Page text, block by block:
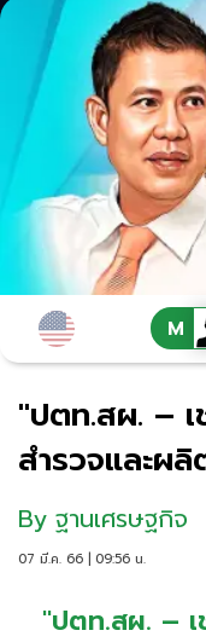
"ปตท.สผ. –
สำรวจและผ
By ฐานเศรษฐกิจ
07 มี.ค. 66 | 09:56 น.
"ปตท.สผ. – เ